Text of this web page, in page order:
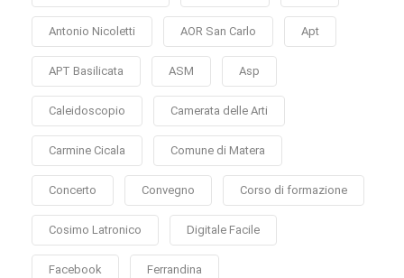
Antonio Nicoletti AOR San Carlo Apt
APT Basilicata ASM Asp
Caleidoscopio Camerata delle Arti
Carmine Cicala Comune di Matera
Concerto Convegno Corso di formazione
Cosimo Latronico Digitale Facile
Facebook Ferrandina